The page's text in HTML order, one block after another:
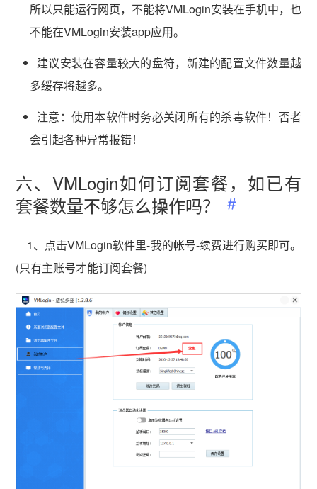
所以只能运行网页，不能将VMLogin安装在手机中，也
不能在VMLogin安装app应用。
建议安装在容量较大的盘符，新建的配置文件数量越
多缓存将越多。
注意：使用本软件时务必关闭所有的杀毒软件！否者
会引起各种异常报错！
六、VMLogin如何订阅套餐，如已有
套餐数量不够怎么操作吗？
1、点击VMLogin软件里-我的帐号-续费进行购买即可。
(只有主账号才能订阅套餐)
vmlogin.cc vmlogin.cc